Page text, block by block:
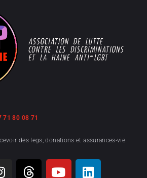
71 80 08 71
des legs, donations et assurances-vie